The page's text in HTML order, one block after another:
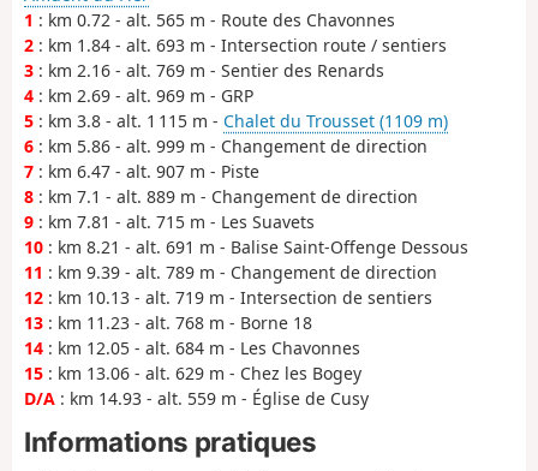
1 : km 0.72 - alt. 565 m - Route des Chavonnes
2 : km 1.84 - alt. 693 m - Intersection route / sentiers
3 : km 2.16 - alt. 769 m - Sentier des Renards
4 : km 2.69 - alt. 969 m - GRP
5 : km 3.8 - alt. 1 115 m - Chalet du Trousset (1109 m)
6 : km 5.86 - alt. 999 m - Changement de direction
7 : km 6.47 - alt. 907 m - Piste
8 : km 7.1 - alt. 889 m - Changement de direction
9 : km 7.81 - alt. 715 m - Les Suavets
10 : km 8.21 - alt. 691 m - Balise Saint-Offenge Dessous
11 : km 9.39 - alt. 789 m - Changement de direction
12 : km 10.13 - alt. 719 m - Intersection de sentiers
13 : km 11.23 - alt. 768 m - Borne 18
14 : km 12.05 - alt. 684 m - Les Chavonnes
15 : km 13.06 - alt. 629 m - Chez les Bogey
D/A : km 14.93 - alt. 559 m - Église de Cusy
Informations pratiques